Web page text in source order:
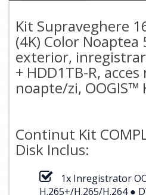
Kit Supraveghere
(4K) Color
exterior,
+ HDD1TB-R,
noapte/zi, OOGIS™
Continut Kit
Disk Inclus:
1x Inregistrator
H.265+/H.265/H.264 ●